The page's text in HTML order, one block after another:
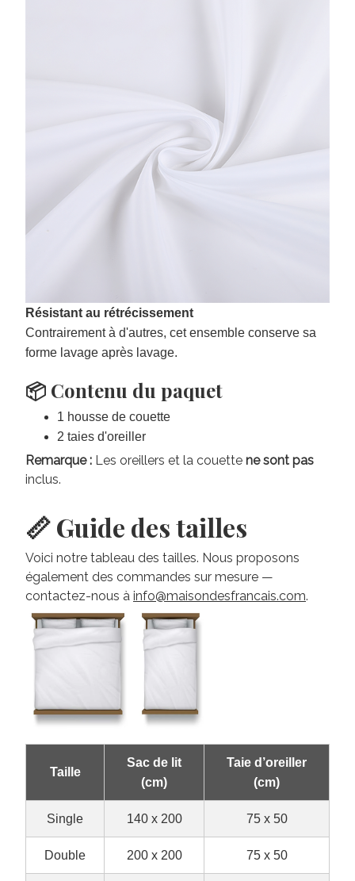
Résistant au rétrécissement
Contrairement à d'autres, cet ensemble conserve sa
forme lavage après lavage.
📦 Contenu du paquet
1 housse de couette
2 taies d'oreiller
Remarque : Les oreillers et la couette ne sont pas
inclus.
📏 Guide des tailles
Voici notre tableau des tailles. Nous proposons
également des commandes sur mesure —
contactez-nous à info@maisondesfrancais.com.
Taille
Sac de lit
(cm)
Taie d’oreiller
(cm)
Single 140 x 200 75 x 50
Double 200 x 200 75 x 50